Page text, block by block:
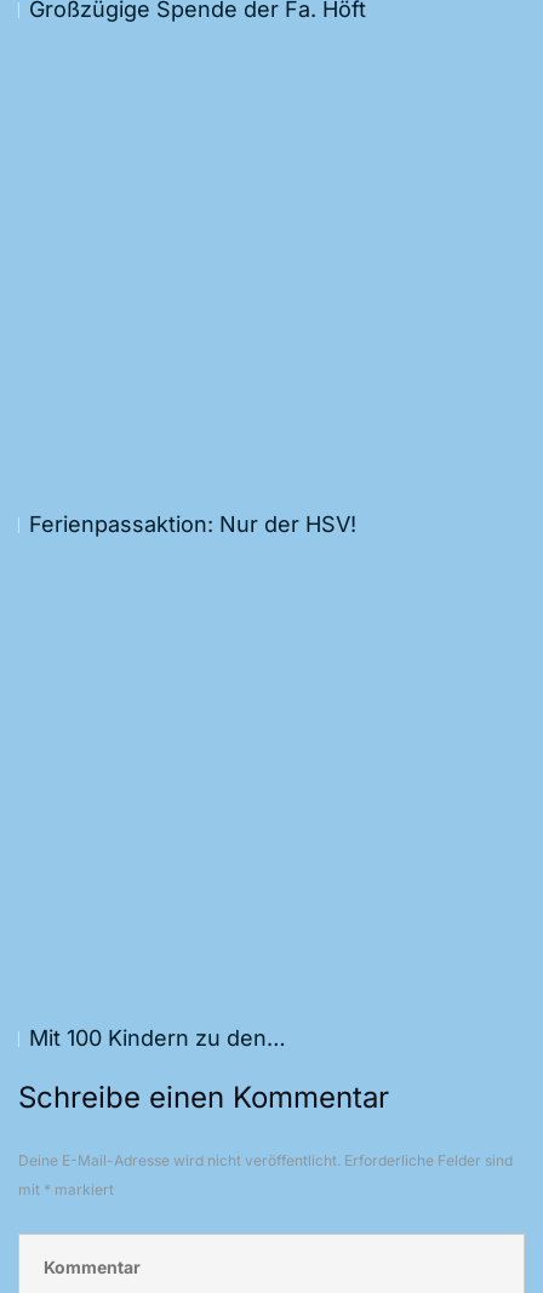
Großzügige Spende der Fa. Höft
Ferienpassaktion: Nur der HSV!
Mit 100 Kindern zu den…
Schreibe einen Kommentar
Deine E-Mail-Adresse wird nicht veröffentlicht. Erforderliche Felder sind
mit * markiert